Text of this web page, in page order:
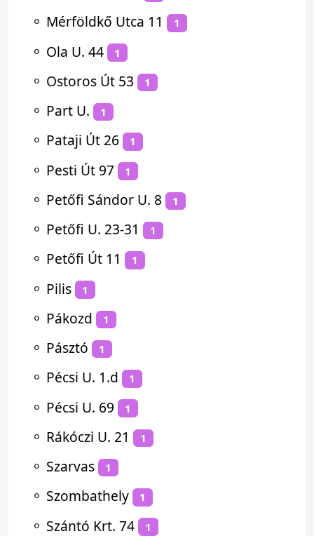
⚬ Mérföldkő Utca 11 1
⚬ Ola U. 44 1
⚬ Ostoros Út 53 1
⚬ Part U. 1
⚬ Pataji Út 26 1
⚬ Pesti Út 97 1
⚬ Petőfi Sándor U. 8 1
⚬ Petőfi U. 23-31 1
⚬ Petőfi Út 11 1
⚬ Pilis 1
⚬ Pákozd 1
⚬ Pásztó 1
⚬ Pécsi U. 1.d 1
⚬ Pécsi U. 69 1
⚬ Rákóczi U. 21 1
⚬ Szarvas 1
⚬ Szombathely 1
⚬ Szántó Krt. 74 1